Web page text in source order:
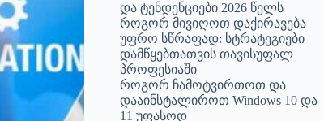
და ტენდენციები 2026 წელს
როგორ მივიღოთ დაქირავება
უფრო სწრაფად: სტრატეგიები
დამწყებთათვის თავისუფალ
პროფესიაში
როგორ ჩამოტვირთოთ და
დააინსტალიროთ Windows 10 და
11 უფასოდ